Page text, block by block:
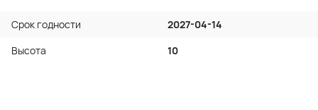
Срок годности
2027-04-14
Высота
10